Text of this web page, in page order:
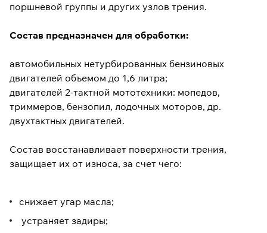
поршневой группы и других узлов трения.
Состав предназначен для обработки:
автомобильных нетурбированных бензиновых
двигателей объемом до 1,6 литра;
двигателей 2-тактной мототехники: мопедов,
триммеров, бензопил, лодочных моторов, др.
двухтактных двигателей.
Состав восстанавливает поверхности трения,
защищает их от износа, за счет чего:
снижает угар масла;
устраняет задиры;